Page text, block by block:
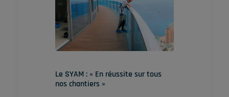
Le SYAM : « En réussite sur tous
nos chantiers »